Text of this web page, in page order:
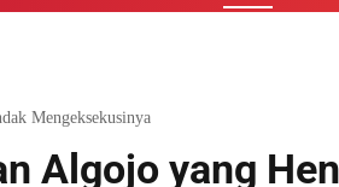
Mengeksekusinya
Algojo yang